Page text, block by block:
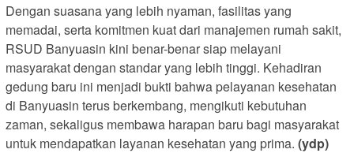
Dengan suasana yang lebih nyaman, fasilitas yang
memadai, serta komitmen kuat dari manajemen rumah sakit,
RSUD Banyuasin kini benar-benar siap melayani
masyarakat dengan standar yang lebih tinggi. Kehadiran
gedung baru ini menjadi bukti bahwa pelayanan kesehatan
di Banyuasin terus berkembang, mengikuti kebutuhan
zaman, sekaligus membawa harapan baru bagi masyarakat
untuk mendapatkan layanan kesehatan yang prima. (ydp)